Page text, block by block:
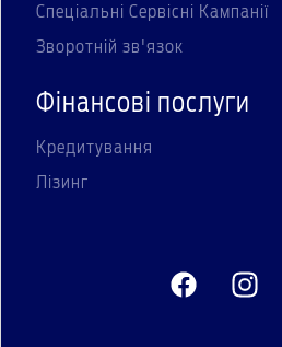
Спеціальні Сервісні Кампанії
Зворотній зв'язок
Фінансові послуги
Кредитування
Лізинг